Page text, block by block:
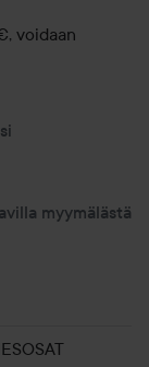
voidaan
myymälästä